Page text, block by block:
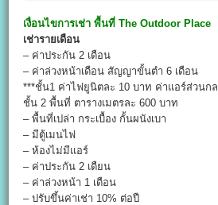
เงื่อนไขการเช่า พื้นที่ The Outdoor Place
เช่ารายเดือน
– ค่าประกัน 2 เดือน
– ค่าล่วงหน้าเดือน สัญญาขั้นตำ 6 เดือน
***ชั้น1 ค่าไฟยูนิตละ 10 บาท ค่าแอร์ส่วนกล
ชั้น 2 พื้นที่ ตารางเมตรละ 600 บาท
– พื้นที่เปล่า กระเบื้อง กั้นผนังเบา
– มีตู้เมนไฟ
– ห้องไม่มีแอร์
– ค่าประกัน 2 เดืยน
– ค่าล่วงหน้า 1 เดือน
– ปรับขึ้นค่าเช่า 10% ต่อปื